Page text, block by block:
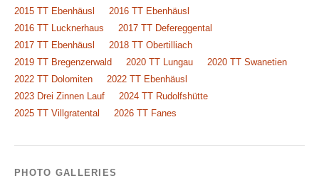
2015 TT Ebenhäusl
2016 TT Ebenhäusl
2016 TT Lucknerhaus
2017 TT Defereggental
2017 TT Ebenhäusl
2018 TT Obertilliach
2019 TT Bregenzerwald
2020 TT Lungau
2020 TT Swanetien
2022 TT Dolomiten
2022 TT Ebenhäusl
2023 Drei Zinnen Lauf
2024 TT Rudolfshütte
2025 TT Villgratental
2026 TT Fanes
PHOTO GALLERIES